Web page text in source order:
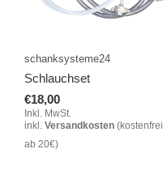
schanksysteme24
Schlauchset
€18,00
Inkl. MwSt.
inkl. Versandkosten (kostenfrei
ab 20€)